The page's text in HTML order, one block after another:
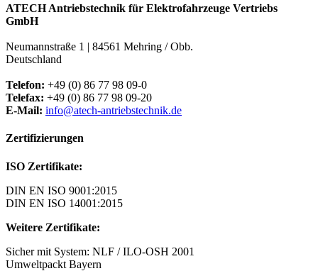
ATECH Antriebstechnik für Elektrofahrzeuge Vertriebs
GmbH
Neumannstraße 1 | 84561 Mehring / Obb.
Deutschland
Telefon: +49 (0) 86 77 98 09-0
Telefax: +49 (0) 86 77 98 09-20
E-Mail: info@atech-antriebstechnik.de
Zertifizierungen
ISO Zertifikate:
DIN EN ISO 9001:2015
DIN EN ISO 14001:2015
Weitere Zertifikate:
Sicher mit System: NLF / ILO-OSH 2001
Umweltpackt Bayern